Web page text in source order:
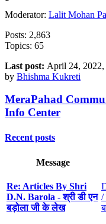
Moderator: Lalit Mohan
Posts: 2,863
Topics: 65
Last post: April 24,
by Bhishma Kukreti
MeraPahad
Info Center
Recent posts
Message
Re: Articles By Shri
D.N. Barola - श्री डी एन
बड़ोला जी के लेख
/